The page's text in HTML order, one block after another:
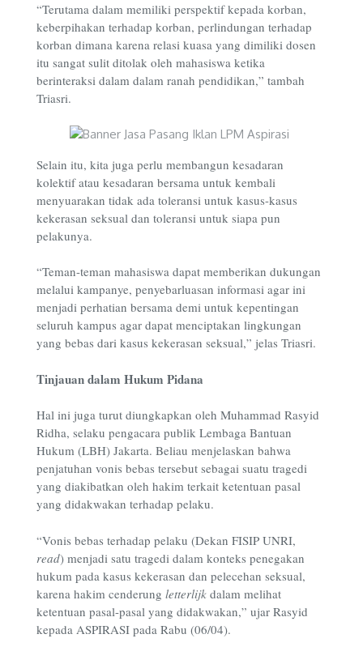
“Terutama dalam memiliki perspektif kepada korban,
keberpihakan terhadap korban, perlindungan terhadap
korban dimana karena relasi kuasa yang dimiliki dosen
itu sangat sulit ditolak oleh mahasiswa ketika
berinteraksi dalam dalam ranah pendidikan,” tambah
Triasri.
Selain itu, kita juga perlu membangun kesadaran
kolektif atau kesadaran bersama untuk kembali
menyuarakan tidak ada toleransi untuk kasus-kasus
kekerasan seksual dan toleransi untuk siapa pun
pelakunya.
“Teman-teman mahasiswa dapat memberikan dukungan
melalui kampanye, penyebarluasan informasi agar ini
menjadi perhatian bersama demi untuk kepentingan
seluruh kampus agar dapat menciptakan lingkungan
yang bebas dari kasus kekerasan seksual,” jelas Triasri.
Tinjauan dalam Hukum Pidana
Hal ini juga turut diungkapkan oleh Muhammad Rasyid
Ridha, selaku pengacara publik Lembaga Bantuan
Hukum (LBH) Jakarta. Beliau menjelaskan bahwa
penjatuhan vonis bebas tersebut sebagai suatu tragedi
yang diakibatkan oleh hakim terkait ketentuan pasal
yang didakwakan terhadap pelaku.
“Vonis bebas terhadap pelaku (Dekan FISIP UNRI,
read) menjadi satu tragedi dalam konteks penegakan
hukum pada kasus kekerasan dan pelecehan seksual,
karena hakim cenderung letterlijk dalam melihat
ketentuan pasal-pasal yang didakwakan,” ujar Rasyid
kepada ASPIRASI pada Rabu (06/04).